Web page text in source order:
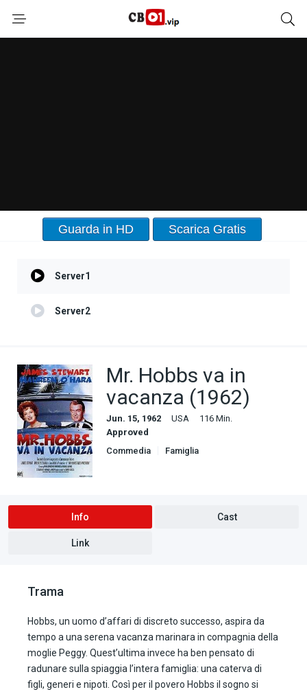
Guarda in HD Scarica Gratis
Server1
Server2
Mr. Hobbs va in
vacanza (1962)
Jun. 15, 1962 USA
116 Min.
Approved
Commedia
Famiglia
Info Cast
Link
Trama
Hobbs, un uomo d’affari di discreto successo, aspira da
tempo a una serena vacanza marinara in compagnia della
moglie Peggy. Quest’ultima invece ha ben pensato di
radunare sulla spiaggia l’intera famiglia: una caterva di
figli, generi e nipoti. Così per il povero Hobbs il sogno si